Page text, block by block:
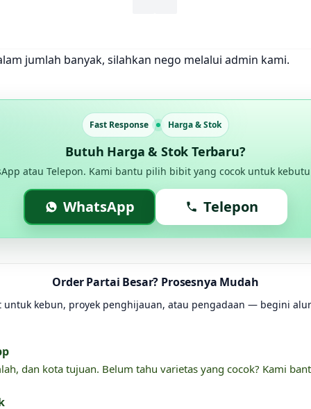
jumlah banyak, silahkan nego melalui admin kami.
Fast Response Harga & Stok
Butuh Harga & Stok Terbaru?
atau Telepon. Kami bantu pilih bibit yang cocok untuk
WhatsApp Telepon
Order Partai Besar? Prosesnya Mudah
kebun, proyek penghijauan, atau pengadaan — begini
dan kota tujuan. Belum tahu varietas yang cocok? Kami